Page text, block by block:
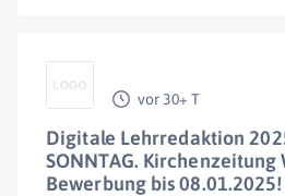
vor 30+ T
Digitale Lehrredaktion
SONNTAG. Kirchenzeitung
Bewerbung bis